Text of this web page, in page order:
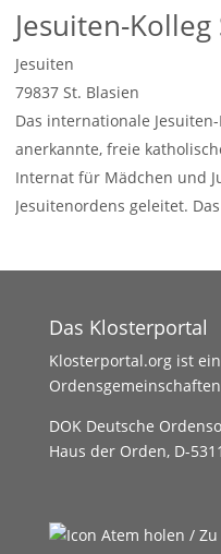
Jesuiten-Kolleg
Jesuiten
79837 St. Blasien
Das internationale
anerkannte, freie
Internat für Mädchen und
Jesuitenordens geleitet.
Das Klosterportal
Klosterportal.org ist
DOK Deutsche
Haus der Orden, D-